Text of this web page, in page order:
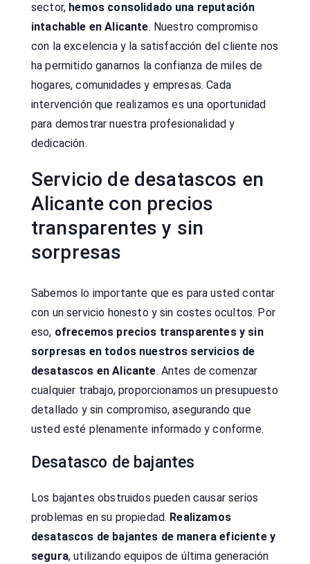
sector, hemos consolidado una reputación
intachable en Alicante. Nuestro compromiso
con la excelencia y la satisfacción del cliente nos
ha permitido ganarnos la confianza de miles de
hogares, comunidades y empresas. Cada
intervención que realizamos es una oportunidad
para demostrar nuestra profesionalidad y
dedicación.
Servicio de desatascos en
Alicante con precios
transparentes y sin
sorpresas
Sabemos lo importante que es para usted contar
con un servicio honesto y sin costes ocultos. Por
eso, ofrecemos precios transparentes y sin
sorpresas en todos nuestros servicios de
desatascos en Alicante. Antes de comenzar
cualquier trabajo, proporcionamos un presupuesto
detallado y sin compromiso, asegurando que
usted esté plenamente informado y conforme.
Desatasco de bajantes
Los bajantes obstruidos pueden causar serios
problemas en su propiedad. Realizamos
desatascos de bajantes de manera eficiente y
segura, utilizando equipos de última generación